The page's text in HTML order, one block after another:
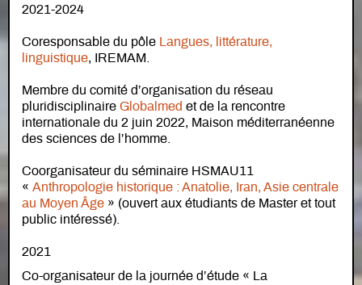
2021-2024
Coresponsable du pôle
Langues, littérature,
linguistique, IREMAM.
Membre du comité d’organisation du réseau
pluridisciplinaire Globalmed et de la rencontre
internationale du 2 juin 2022, Maison méditerranéenne
des sciences de l’homme.
Coorganisateur du séminaire HSMAU11
« Anthropologie historique : Anatolie, Iran, Asie centrale
au Moyen Âge » (ouvert aux étudiants de Master et tout
public intéressé).
2021
Co-organisateur de la journée d’étude « La